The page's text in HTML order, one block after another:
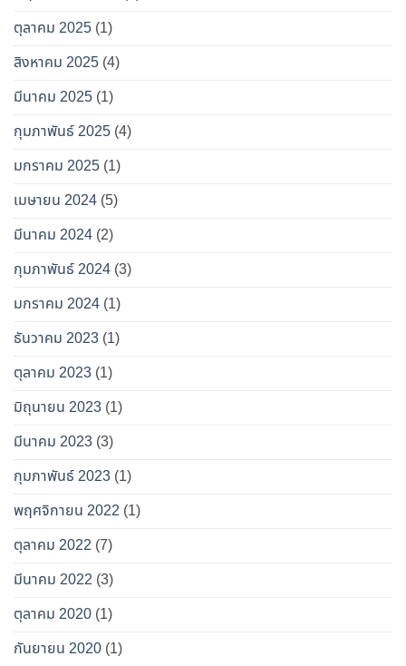
ตุลาคม 2025 (1)
สิงหาคม 2025 (4)
มีนาคม 2025 (1)
กุมภาพันธ์ 2025 (4)
มกราคม 2025 (1)
เมษายน 2024 (5)
มีนาคม 2024 (2)
กุมภาพันธ์ 2024 (3)
มกราคม 2024 (1)
ธันวาคม 2023 (1)
ตุลาคม 2023 (1)
มิถุนายน 2023 (1)
มีนาคม 2023 (3)
กุมภาพันธ์ 2023 (1)
พฤศจิกายน 2022 (1)
ตุลาคม 2022 (7)
มีนาคม 2022 (3)
ตุลาคม 2020 (1)
กันยายน 2020 (1)